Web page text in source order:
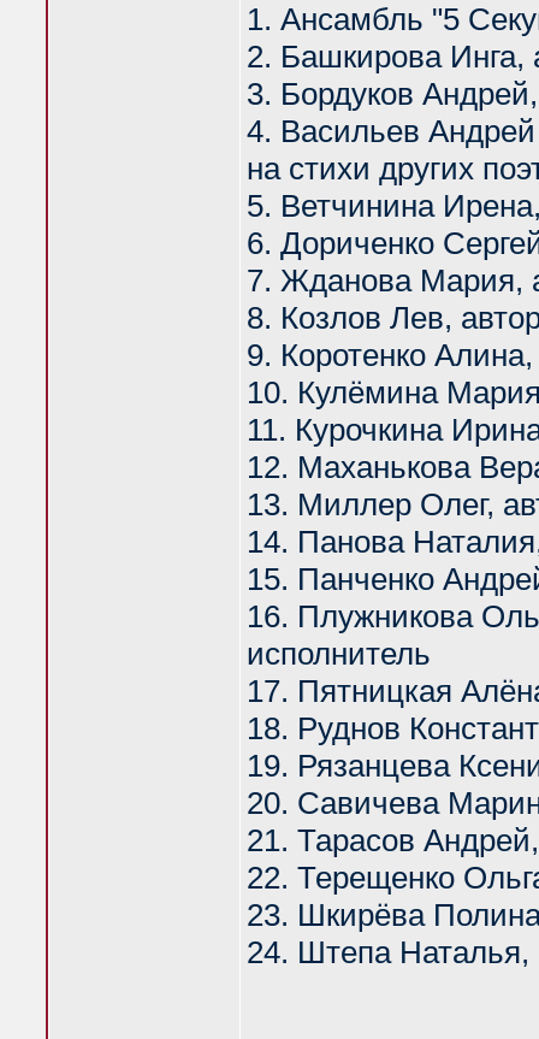
1. Ансамбль "5
2. Башкирова Инга,
3. Бордуков
4. Васильев Андрей
на стихи других
5. Ветчинина
6. Дориченко
7. Жданова Мария,
8. Козлов Лев,
9. Коротенко
10. Кулёмина
11. Курочкина
12. Маханькова
13. Миллер Олег,
14. Панова
15. Панченко
16. Плужникова
исполнитель
17. Пятницкая
18. Руднов
19. Рязанцева
20. Савичева
21. Тарасов
22. Терещенко
23. Шкирёва
24. Штепа Наталья,